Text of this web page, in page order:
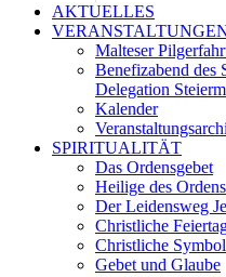
AKTUELLES
Malteser
Benefizabend des
Delegation
Kalender
SPIRITUALITÄT
Das Ordensgebet
Heilige des Ordens
Der Leidensweg
Christliche
Christliche
Gebet und Glaube